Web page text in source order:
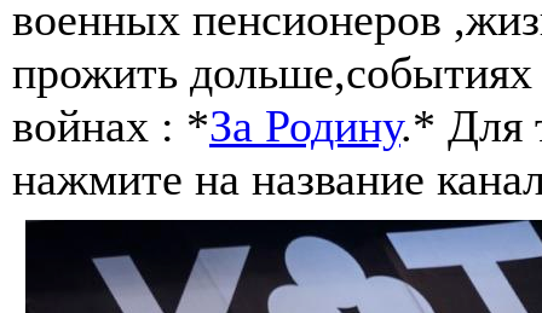
военных пенсионеров
прожить
войнах : *За Родину.* Для
нажмите на название